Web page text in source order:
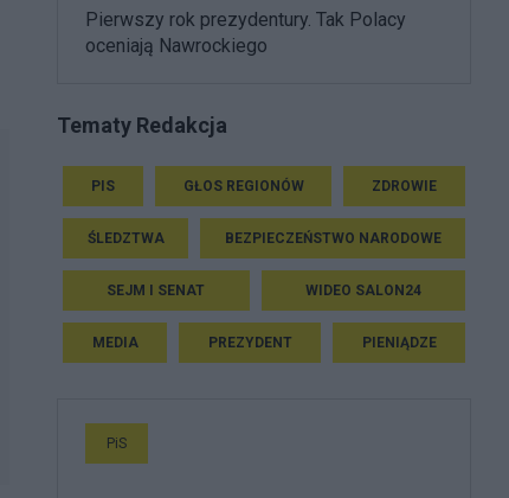
Pierwszy rok prezydentury. Tak Polacy
oceniają Nawrockiego
Tematy Redakcja
PIS GŁOS REGIONÓW ZDROWIE
ŚLEDZTWA BEZPIECZEŃSTWO NARODOWE
SEJM I SENAT WIDEO SALON24
MEDIA PREZYDENT PIENIĄDZE
PiS